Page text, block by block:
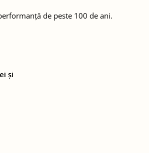
de peste 100 de ani.
și